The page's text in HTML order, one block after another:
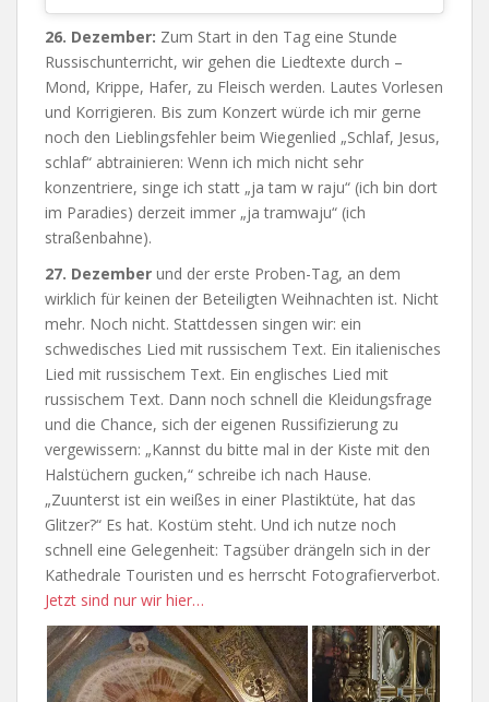
26. Dezember: Zum Start in den Tag eine Stunde
Russischunterricht, wir gehen die Liedtexte durch –
Mond, Krippe, Hafer, zu Fleisch werden. Lautes Vorlesen
und Korrigieren. Bis zum Konzert würde ich mir gerne
noch den Lieblingsfehler beim Wiegenlied „Schlaf, Jesus,
schlaf“ abtrainieren: Wenn ich mich nicht sehr
konzentriere, singe ich statt „ja tam w raju“ (ich bin dort
im Paradies) derzeit immer „ja tramwaju“ (ich
straßenbahne).
27. Dezember und der erste Proben-Tag, an dem
wirklich für keinen der Beteiligten Weihnachten ist. Nicht
mehr. Noch nicht. Stattdessen singen wir: ein
schwedisches Lied mit russischem Text. Ein italienisches
Lied mit russischem Text. Ein englisches Lied mit
russischem Text. Dann noch schnell die Kleidungsfrage
und die Chance, sich der eigenen Russifizierung zu
vergewissern: „Kannst du bitte mal in der Kiste mit den
Halstüchern gucken,“ schreibe ich nach Hause.
„Zuunterst ist ein weißes in einer Plastiktüte, hat das
Glitzer?“ Es hat. Kostüm steht. Und ich nutze noch
schnell eine Gelegenheit: Tagsüber drängeln sich in der
Kathedrale Touristen und es herrscht Fotografierverbot.
Jetzt sind nur wir hier…